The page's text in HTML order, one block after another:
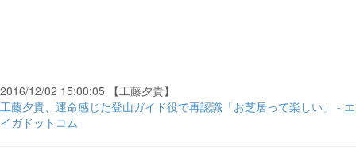
2016/12/02 15:00:05 【工藤夕貴】
工藤夕貴、運命感じた登山ガイド役で再認識「お芝居って楽しい」 - エ
イガドットコム